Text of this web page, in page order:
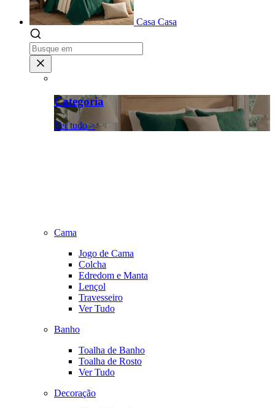
Casa Casa
Categoria
Ver tudo >
Cama
Jogo de Cama
Colcha
Edredom e Manta
Lençol
Travesseiro
Ver Tudo
Banho
Toalha de Banho
Toalha de Rosto
Ver Tudo
Decoração